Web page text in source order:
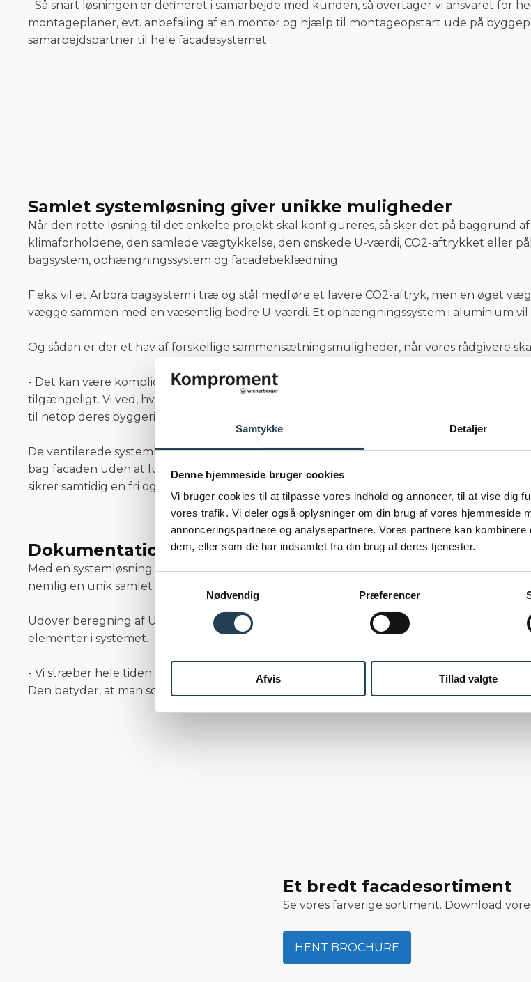
Samtykke Detaljer
Denne hjemmeside bruger cookies
Vi bruger cookies til at tilpasse vores indhold og annoncer, til at vise dig
vores trafik. Vi deler også oplysninger om din brug af vores hjemmeside
annonceringspartnere og analysepartnere. Vores partnere kan
dem, eller som de har indsamlet fra din brug af deres tjenester.
Nødvendig
Præferencer
Afvis Tillad valgte
- Så snart løsningen er defineret i samarbejde med kunden, så overtager vi ansvaret for
montageplaner, evt. anbefaling af en montør og hjælp til montageopstart ude på
samarbejdspartner til hele facadesystemet.
Samlet systemløsning giver unikke muligheder
Når den rette løsning til det enkelte projekt skal konfigureres, så sker det på baggrund
klimaforholdene, den samlede vægtykkelse, den ønskede U-værdi, CO2-aftrykket eller
bagsystem, ophængningssystem og facadebeklædning.
F.eks. vil et Arbora bagsystem i træ og stål medføre et lavere CO2-aftryk, men en øget
vægge sammen med en væsentlig bedre U-værdi. Et ophængningssystem i aluminium
Og sådan er der et hav af forskellige sammensætningsmuligheder, når vores rådgivere
- Det kan være kompliceret at finde den rette løsning uden at miste fokus på det
tilgængeligt. Vi ved, hvilke spørgsmål, vi skal stille for at finde frem til de vigtigste
til netop deres byggeri, siger Janus Steenberg.
De ventilerede systemløsninger kan også kombineres med vores banebrydende
bag facaden uden at lukke for ventilationen. Løsningen ekspanderer og lukker hurtigt
sikrer samtidig en fri og ubrudt ventilationsspalte bag brandstoppet, så regnskærmens
Dokumentationen på plads fra start helt frem til
Med en systemløsning får kunden tryghed for, atdokumentationener på plads hele
nemlig en unik samlet dokumentationspakke, der gør det nemmere at beregne facadens
Udover beregning af U-værdierne og den statiske dokumentation allerede i
elementer i systemet.
- Vi stræber hele tiden efter at være en transparent sparringspartner for kunderne i hele
Den betyder, at man som kunde allerede tidligt i projektet kan få fuld klarhed over
Et bredt facadesortiment
Se vores farverige sortiment. Download
HENT BROCHURE